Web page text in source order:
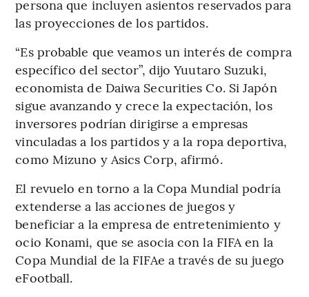
persona que incluyen asientos reservados para
las proyecciones de los partidos.
“Es probable que veamos un interés de compra
específico del sector”, dijo Yuutaro Suzuki,
economista de Daiwa Securities Co. Si Japón
sigue avanzando y crece la expectación, los
inversores podrían dirigirse a empresas
vinculadas a los partidos y a la ropa deportiva,
como Mizuno y Asics Corp, afirmó.
El revuelo en torno a la Copa Mundial podría
extenderse a las acciones de juegos y
beneficiar a la empresa de entretenimiento y
ocio Konami, que se asocia con la FIFA en la
Copa Mundial de la FIFAe a través de su juego
eFootball.